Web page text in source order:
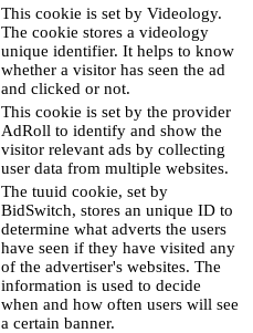
This cookie is set by Videology.
The cookie stores a videology
unique identifier. It helps to know
whether a visitor has seen the ad
and clicked or not.
This cookie is set by the provider
AdRoll to identify and show the
visitor relevant ads by collecting
user data from multiple websites.
The tuuid cookie, set by
BidSwitch, stores an unique ID to
determine what adverts the users
have seen if they have visited any
of the advertiser's websites. The
information is used to decide
when and how often users will see
a certain banner.